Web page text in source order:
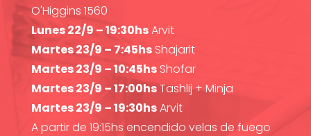
O'Higgins 1560
Lunes 22/9 – 19:30hsArvit
Martes 23/9 – 7:45hsShajarit
Martes 23/9 – 10:45hsShofar
Martes 23/9 – 17:00hsTashlij + Minja
Martes 23/9 – 19:30hsArvit
A partir de 19:15hs encendido velas de fuego